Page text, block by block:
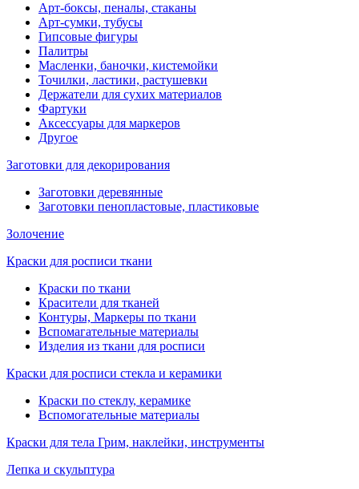
Арт-боксы, пеналы, стаканы
Арт-сумки, тубусы
Гипсовые фигуры
Палитры
Масленки, баночки, кистемойки
Точилки, ластики, растушевки
Держатели для сухих материалов
Фартуки
Аксессуары для маркеров
Другое
Заготовки для декорирования
Заготовки деревянные
Заготовки пенопластовые, пластиковые
Золочение
Краски для росписи ткани
Краски по ткани
Красители для тканей
Контуры, Маркеры по ткани
Вспомагательные материалы
Изделия из ткани для росписи
Краски для росписи стекла и керамики
Краски по стеклу, керамике
Вспомогательные материалы
Краски для тела Грим, наклейки, инструменты
Лепка и скульптура